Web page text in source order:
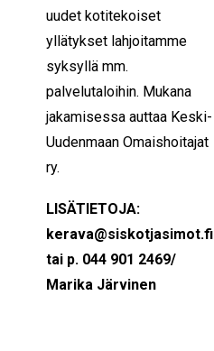
uudet kotitekoiset
yllätykset lahjoitamme
syksyllä mm.
palvelutaloihin. Mukana
jakamisessa auttaa Keski-
Uudenmaan Omaishoitajat
ry.
LISÄTIETOJA:
kerava@siskotjasimot.fi
tai p. 044 901 2469/
Marika Järvinen